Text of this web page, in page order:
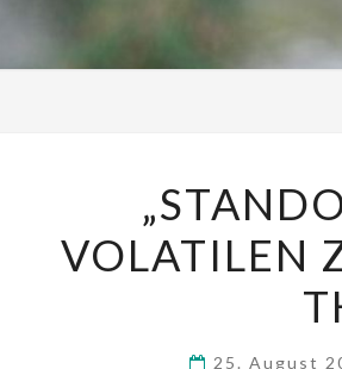
VOLATILEN
25. August